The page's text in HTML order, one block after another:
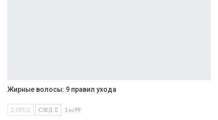
Жирные волосы: 9 правил ухода
ПРЕД СЛЕД 1 из 99